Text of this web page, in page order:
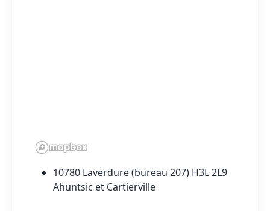
10780 Laverdure (bureau 207) H3L 2L9
Ahuntsic et Cartierville